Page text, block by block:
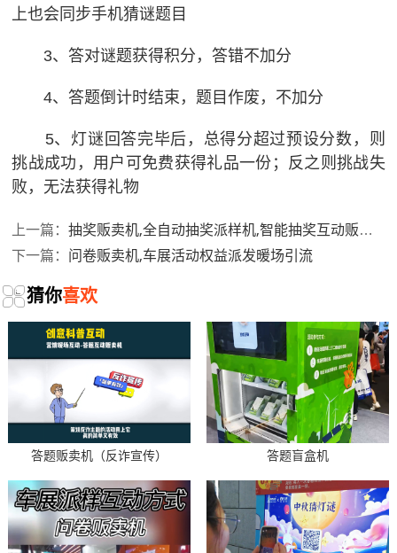
上也会同步手机猜谜题目
3、答对谜题获得积分，答错不加分
4、答题倒计时结束，题目作废，不加分
5、灯谜回答完毕后，总得分超过预设分数，则
挑战成功，用户可免费获得礼品一份；反之则挑战失
败，无法获得礼物
上一篇：抽奖贩卖机,全自动抽奖派样机,智能抽奖互动贩卖机
下一篇： 问卷贩卖机,车展活动权益派发暖场引流
猜你喜欢
答题贩卖机（反诈宣传） 答题盲盒机